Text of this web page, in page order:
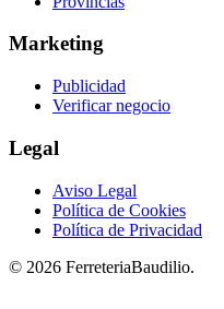
Marketing
Publicidad
Verificar negocio
Legal
Aviso Legal
Política de Cookies
Política de Privacidad
© 2026 FerreteriaBaudilio.